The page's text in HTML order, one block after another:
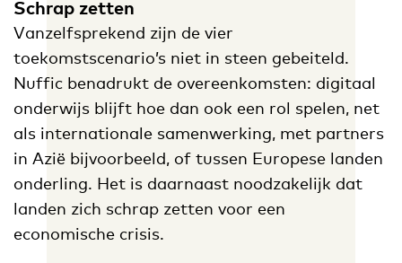
Schrap zetten
Vanzelfsprekend zijn de vier
toekomstscenario’s niet in steen gebeiteld.
Nuffic benadrukt de overeenkomsten: digitaal
onderwijs blijft hoe dan ook een rol spelen, net
als internationale samenwerking, met partners
in Azië bijvoorbeeld, of tussen Europese landen
onderling. Het is daarnaast noodzakelijk dat
landen zich schrap zetten voor een
economische crisis.